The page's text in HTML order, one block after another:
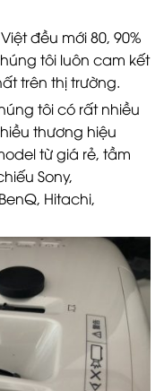
đều mới 80, 90%
tôi luôn cam kết
trên thị trường.
tôi có rất nhiều
thương hiệu
từ giá rẻ, tầm
Sony,
Hitachi,